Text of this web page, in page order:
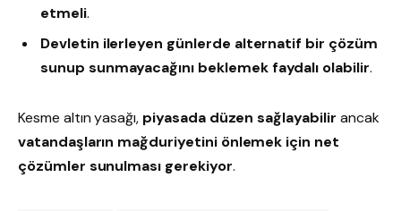
etmeli.
Devletin ilerleyen günlerde alternatif bir çözüm
sunup sunmayacağını beklemek faydalı olabilir.
Kesme altın yasağı, piyasada düzen sağlayabilir ancak
vatandaşların mağduriyetini önlemek için net
çözümler sunulması gerekiyor.